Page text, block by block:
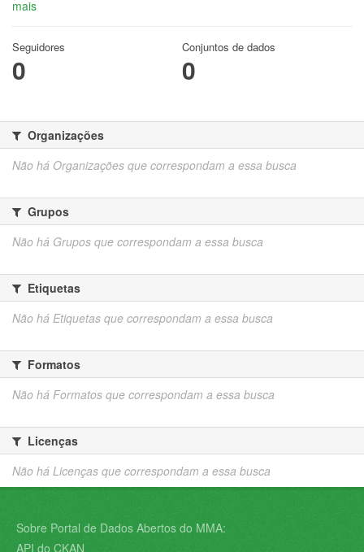
mais
Seguidores
0
Conjuntos de dados
0
Organizações
Não há Organizações que correspondam a essa busca
Grupos
Não há Grupos que correspondam a essa busca
Etiquetas
Não há Etiquetas que correspondam a essa busca
Formatos
Não há Formatos que correspondam a essa busca
Licenças
Não há Licenças que correspondam a essa busca
Sobre Portal de Dados Abertos do MMA:
API do CKAN